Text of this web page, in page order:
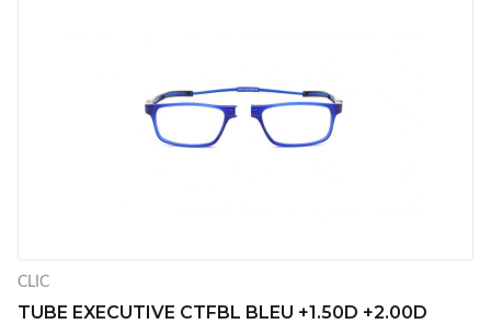
CLIC
TUBE EXECUTIVE CTFBL BLEU +1.50D +2.00D